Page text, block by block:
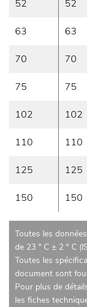
52 52
63 63
70 70
75 75
102 102
110 110
125 125
150 150
Toutes les
de 23 ° C ± 2 ° C
Toutes les
document sont
Pour plus de
les fiches